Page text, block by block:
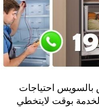
احتياجات
بوقت لايتخطي